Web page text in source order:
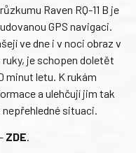
Raven RQ-11 B je
GPS navigaci.
ve dne i v noci obraz v
je schopen doletět
minut letu. K rukám
a ulehčují jim tak
situaci.
ZDE.